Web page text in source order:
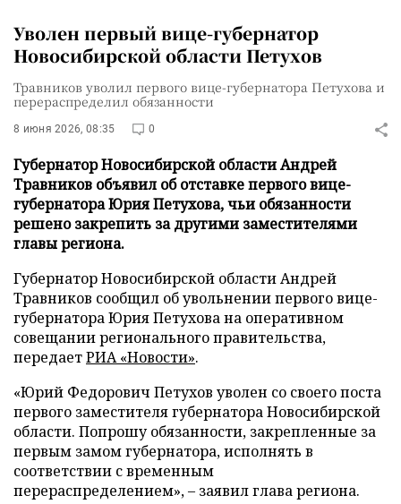
Уволен первый вице-губернатор
Новосибирской области Петухов
Травников уволил первого вице-губернатора Петухова и
перераспределил обязанности
8 июня 2026, 08:35 0
Губернатор Новосибирской области Андрей
Травников объявил об отставке первого вице-
губернатора Юрия Петухова, чьи обязанности
решено закрепить за другими заместителями
главы региона.
Губернатор Новосибирской области Андрей
Травников сообщил об увольнении первого вице-
губернатора Юрия Петухова на оперативном
совещании регионального правительства,
передаетРИА «Новости».
«Юрий Федорович Петухов уволен со своего поста
первого заместителя губернатора Новосибирской
области. Попрошу обязанности, закрепленные за
первым замом губернатора, исполнять в
соответствии с временным
перераспределением», – заявил глава региона.